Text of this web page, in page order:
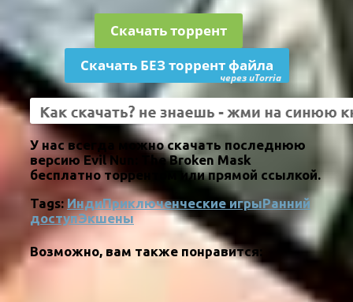
Скачать торрент
Скачать БЕЗ торрент файла
через uTorria
У нас всегда можно скачать последнюю
версию Evil Nun: The Broken Mask
бесплатно торрентом или прямой ссылкой.
Tags: ИндиПриключенческие игрыРанний
доступЭкшены
Возможно, вам также понравится: